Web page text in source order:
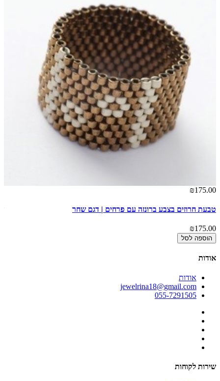
₪175.00
טבעת חרוזים בצבע ברונזה עם פרחים | דגם שחר
₪175.00
הוספה לסל
אודות
אודות
jewelrina18@gmail.com
055-7291505
שירות לקוחות